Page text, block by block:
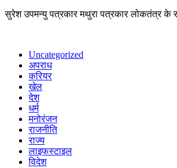
सुरेश उपमन्यु पत्रकार मथुरा पत्रकार लोकतंत्र के
Uncategorized
अपराध
करियर
खेल
देश
धर्म
मनोरंजन
राजनीति
राज्य
लाइफस्टाइल
विदेश